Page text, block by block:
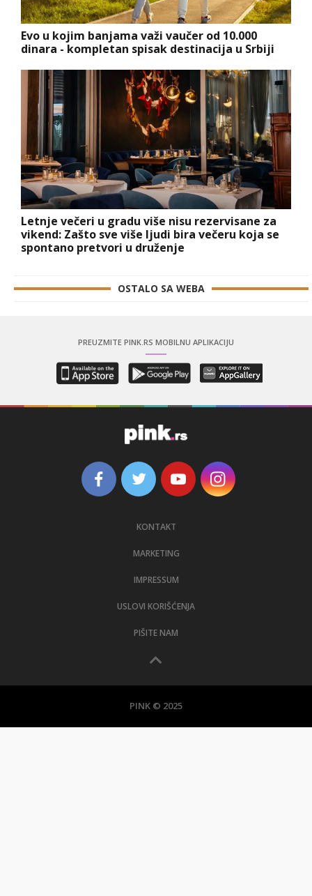
Evo u kojim banjama važi vaučer od 10.000
dinara - kompletan spisak destinacija u Srbiji
Letnje večeri u gradu više nisu rezervisane za
vikend: Zašto sve više ljudi bira večeru koja se
spontano pretvori u druženje
OSTALO SA WEBA
PREUZMITE PINK.RS MOBILNU APLIKACIJU
KONTAKT
MARKETING
IMPRESSUM
USLOVI KORIŠĆENJA
PIŠITE NAM
PINK © 2025